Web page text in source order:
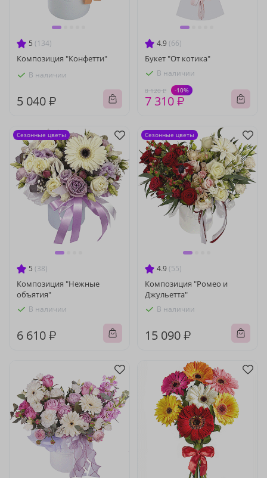
5 (134)
Композиция "Конфетти"
В наличии
5 040 ₽
4.9 (66)
Букет "От котика"
В наличии
8 120 ₽ -10%
7 310 ₽
5 (38)
Композиция "Нежные
объятия"
В наличии
6 610 ₽
Сезонные цветы
4.9 (55)
Композиция "Ромео и
Джульетта"
В наличии
15 090 ₽
Сезонные цветы